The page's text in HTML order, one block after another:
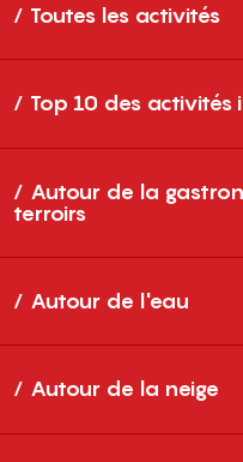
Toutes les activités
Top 10 des activités
Autour de la
terroirs
Autour de l'eau
Autour de la neige
Pyrénées-
Pyrénées
Cedex